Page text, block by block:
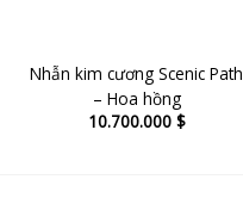
Nhẫn kim cương Scenic Path
– Hoa hồng
10.700.000 $